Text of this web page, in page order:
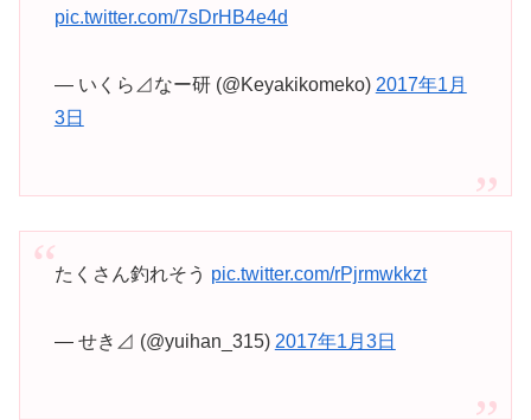
pic.twitter.com/7sDrHB4e4d
— いくら⊿なー研 (@Keyakikomeko) 2017年1月
3日
たくさん釣れそう pic.twitter.com/rPjrmwkkzt
— せき⊿ (@yuihan_315) 2017年1月3日